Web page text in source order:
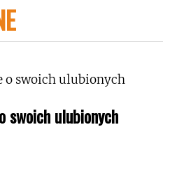
swoich ulubionych